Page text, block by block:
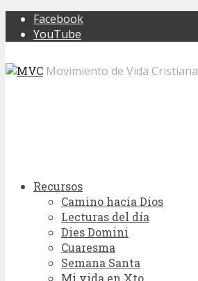
Facebook
YouTube
Movimiento de Vida Cristiana
Recursos
Camino hacia Dios
Lecturas del día
Dies Domini
Cuaresma
Semana Santa
Mi vida en Xto